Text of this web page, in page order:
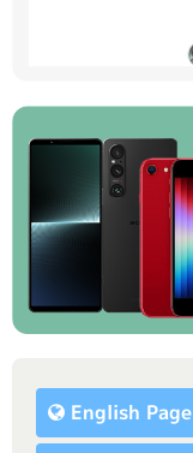
English Page